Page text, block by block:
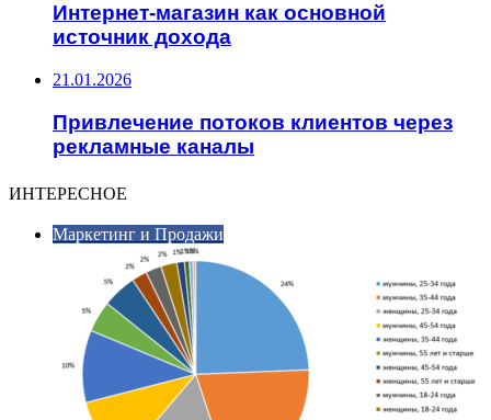
Интернет-магазин как основной
источник дохода
21.01.2026
Привлечение потоков клиентов через
рекламные каналы
ИНТЕРЕСНОЕ
Маркетинг и Продажи